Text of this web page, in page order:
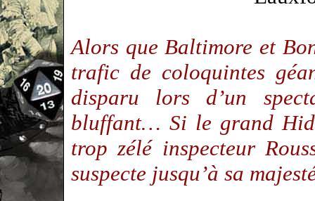
Alors que Baltimore et
trafic de coloquintes
disparu lors d’un
bluffant… Si le grand
trop zélé inspecteur
suspecte jusqu’à sa